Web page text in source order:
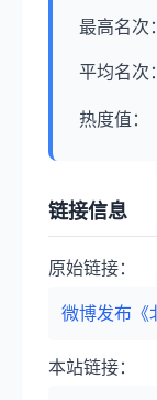
最高名次：
平均名次：
热度值：
链接信息
原始链接：
微博发布《
本站链接：